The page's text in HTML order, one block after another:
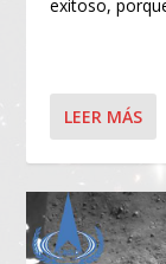
exitoso,
LEER MÁS